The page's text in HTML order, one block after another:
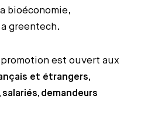
bioéconomie,
greentech.
est ouvert aux
et étrangers,
demandeurs